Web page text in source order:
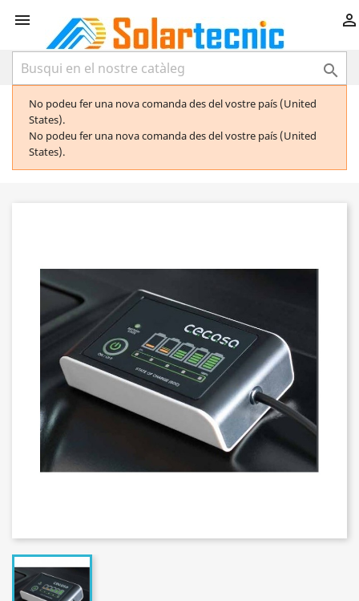
 

No podeu fer una nova comanda des del vostre país (United
States).
No podeu fer una nova comanda des del vostre país (United
States).